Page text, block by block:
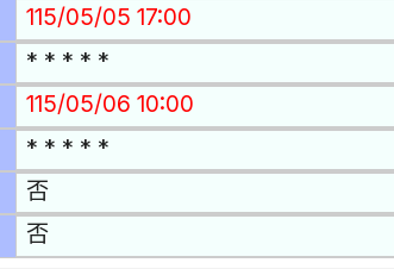
115/05/05 17:00
* * * * *
115/05/06 10:00
* * * * *
否
否